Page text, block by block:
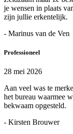
je wensen in plaats
zijn jullie erkentelijk.
- Marinus van de Ven
Professioneel
28 mei 2026
Aan veel was te
het bureau waarmee
bekwaam opgesteld.
- Kirsten Brouwer